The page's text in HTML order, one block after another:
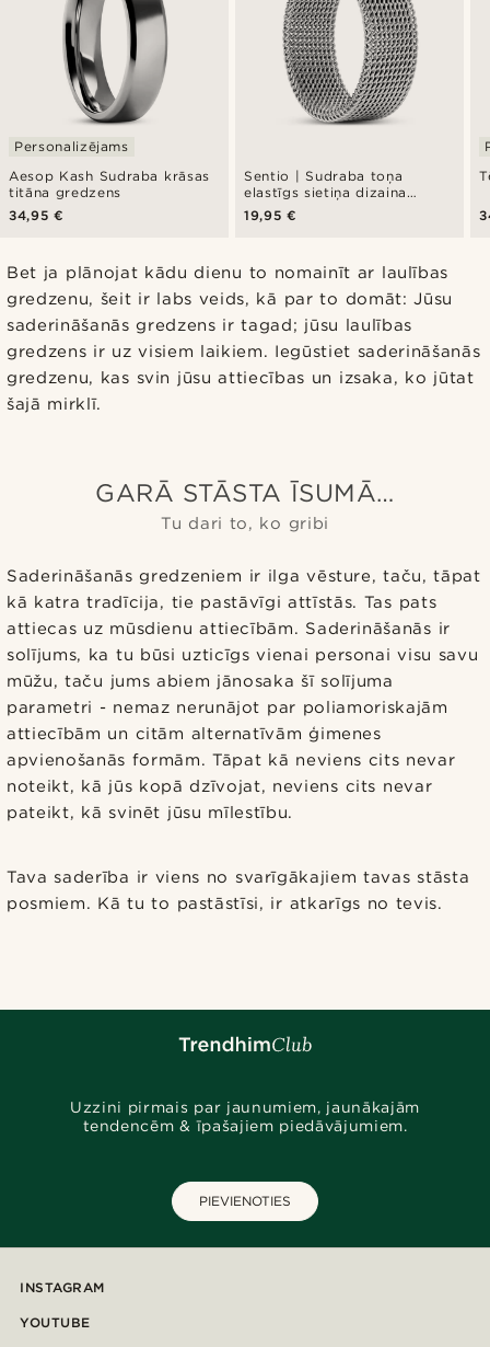
Aesop Kash Sudraba krāsas
titāna gredzens
Personalizējams
34,95 €
Sentio | Sudraba toņa
elastīgs sietiņa dizaina
nerūsējošā tērauda gredzens
19,95 €
Bet ja plānojat kādu dienu to nomainīt ar laulības
gredzenu, šeit ir labs veids, kā par to domāt: Jūsu
saderināšanās gredzens ir tagad; jūsu laulības
gredzens ir uz visiem laikiem. Iegūstiet saderināšanās
gredzenu, kas svin jūsu attiecības un izsaka, ko jūtat
šajā mirklī.
GARĀ STĀSTA ĪSUMĀ…
Tu dari to, ko gribi
Saderināšanās gredzeniem ir ilga vēsture, taču, tāpat
kā katra tradīcija, tie pastāvīgi attīstās. Tas pats
attiecas uz mūsdienu attiecībām. Saderināšanās ir
solījums, ka tu būsi uzticīgs vienai personai visu savu
mūžu, taču jums abiem jānosaka šī solījuma
parametri - nemaz nerunājot par poliamoriskajām
attiecībām un citām alternatīvām ģimenes
apvienošanās formām. Tāpat kā neviens cits nevar
noteikt, kā jūs kopā dzīvojat, neviens cits nevar
pateikt, kā svinēt jūsu mīlestību.
Tava saderība ir viens no svarīgākajiem tavas stāsta
posmiem. Kā tu to pastāstīsi, ir atkarīgs no tevis.
Uzzini pirmais par jaunumiem, jaunākajām
tendencēm & īpašajiem piedāvājumiem.
PIEVIENOTIES
INSTAGRAM
YOUTUBE